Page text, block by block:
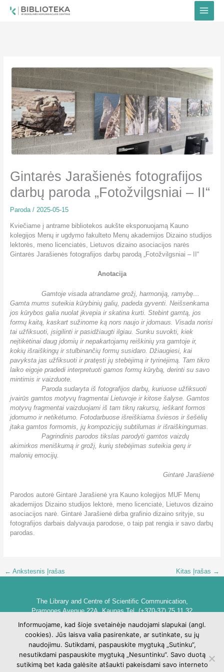
Gintarės Jarašienės fotografijos
darbų paroda „Fotožvilgsniai – II“
Paroda/ 2025-05-15
Kviečiame į antrame bibliotekos aukšte eksponuojamą Kauno
kolegijos Menų ir ugdymo fakulteto Menų akademijos Dizaino studijos
lektorės, meno licenciatės, Lietuvos dizaino asociacijos narės
Gintarės Jarašienės fotografijos darbų parodą „Fotožvilgsniai – II“
Anotacija
Gamtoje visada atrandame grožį, harmoniją, ramybę…
Gamta mums suteikia kūrybinių galių, padeda gyventi. Neišsenkama
jos kūrybos galia nuolat įkvepia ir skatina kurti. Stebint gamtą, jos
formų kaitą, kaskart sužinome ką nors naujo ir įdomaus. Visada norisi
tai užfiksuoti, įsigilinti ir pasidžiaugti ilgiau. Sunku suvokti, kiek
neįtikėtinai daug įdomių ir nepakartojamų reiškinių yra gamtoje ir,
kokių išraiškingų ir stulbinančių formų susidaro. Džiaugiesi, kai
pavyksta jas užfiksuoti ir pratęsti jų stebėjimą ir tyrinėjimą. Tam tikro
laiko eigoje pradedi interpretuoti gamos formų kūrybą, derinti su savo
mintimis ir vaizduote.
Paroda sudaryta iš fotografijos darbų, kuriuose užfiksuoti
įvairūs gamtos motyvų fragmentai Lietuvoje ir kitose šalyse. Gamtos
motyvų fragmentai vaizduojami iš tam tikrų rakursų, ieškant formos
įdomumo ir netikėtumo. Fotodarbuose išreiškiama šviesos ir šešėlių
įtaka gamtos formomis, jų kompozicijų subtilumas ir išraiškingumas.
Pagrindinis parodos tikslas parodyti gamtos vaizdų
akimirkos meniškumą ir grožį, kurių stebėjimas suteikia gerų ir
malonių emocijų.
Gintarė Jarašienė
Parodos autorė Gintarė Jarašienė yra Kauno kolegijos MUF Menų
akademijos Dizaino studijos lektorė, meno licenciatė, Lietuvos dizaino
asociacijos narė. Gintarė Jarašienė dirba grafinio dizaino srityje, su
fotografijos darbais dalyvauja parodose, o taip pat rengia ir savo darbų
parodas.
← Ankstesnis Įrašas Kitas Įrašas →
The Library and Centre of Scientific Communication,
Pramones Avenue 22A, Kaunas Tel. (+370-37) 75 11 32
biblioteka@go.kauko.lt
Head of the Library dr. Lina Šarlauskienė
Kauno kolegijos biblioteka ir mokslinės komunikacijos centras,
Pramonės pr. 22A, Kaunas Tel. +370 (37) 75 11 32
biblioteka@go.kauko.lt
Bibliotekos vadovė Lina Šarlauskienė
Informuojame, kad šioje svetainėje naudojami slapukai (angl.
cookies). Jūs laisva valia pasirenkate, ar sutinkate, su jų
naudojimu. Sutikdami, paspauskite mygtuką „Sutinku“,
nesutikdami paspauskite mygtuką „Nesuntinku“. Savo duotą
sutikimą bet kada galėsite atšaukti pakeisdami savo interneto